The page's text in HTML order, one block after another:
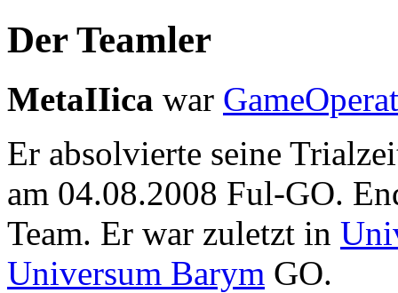
Der Teamler
MetaIIica war
Er absolvierte seine
am 04.08.2008 Ful-GO.
Team. Er war zuletzt in
Universum Barym GO.